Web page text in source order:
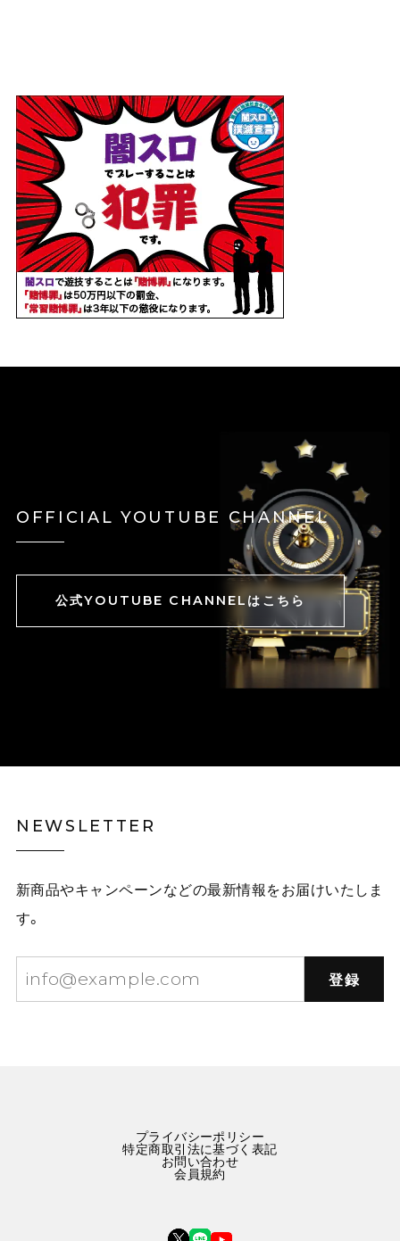
OFFICIAL YOUTUBE CHANNEL
公式YOUTUBE CHANNELはこちら
NEWSLETTER
新商品やキャンペーンなどの最新情報をお届けいたしま
す。
登録
プライバシーポリシー
特定商取引法に基づく表記
お問い合わせ
会員規約